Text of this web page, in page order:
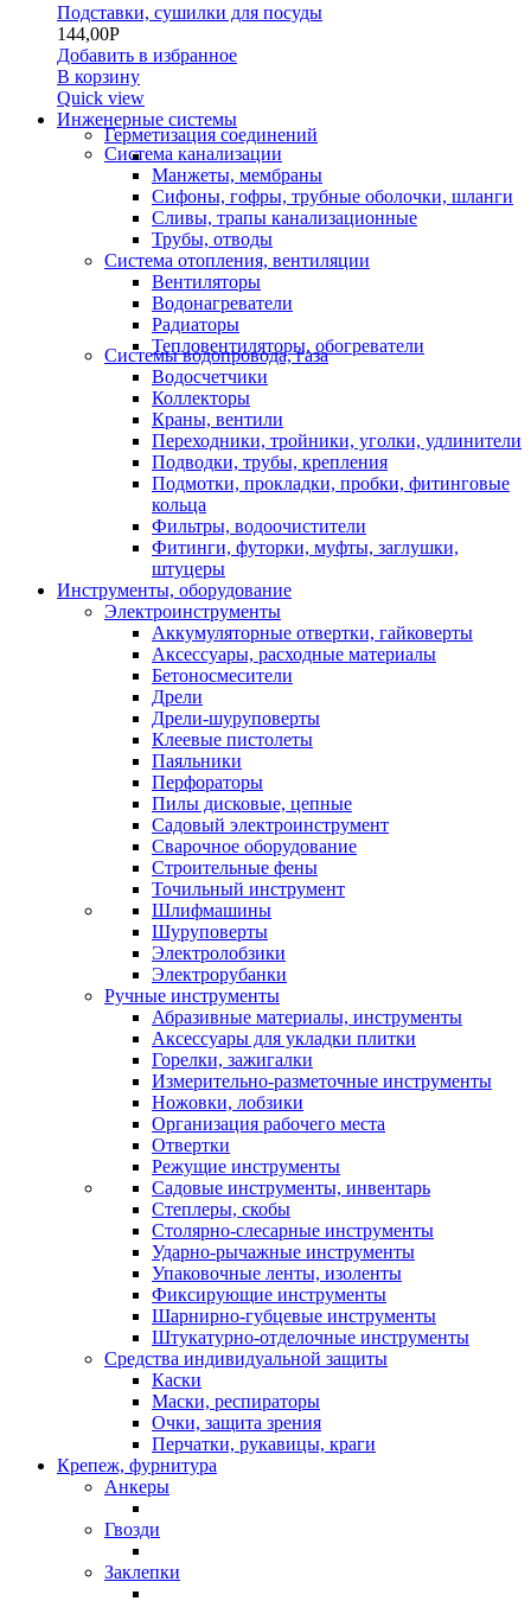
Подставки, сушилки для посуды
144,00Р
Добавить в избранное
В корзину
Quick view
Инженерные системы
Герметизация соединений
Система канализации
Манжеты, мембраны
Сифоны, гофры, трубные оболочки, шланги
Сливы, трапы канализационные
Трубы, отводы
Система отопления, вентиляции
Вентиляторы
Водонагреватели
Радиаторы
Тепловентиляторы, обогреватели
Системы водопровода, газа
Водосчетчики
Коллекторы
Краны, вентили
Переходники, тройники, уголки, удлинители
Подводки, трубы, крепления
Подмотки, прокладки, пробки, фитинговые
кольца
Фильтры, водоочистители
Фитинги, футорки, муфты, заглушки,
штуцеры
Инструменты, оборудование
Электроинструменты
Аккумуляторные отвертки, гайковерты
Аксессуары, расходные материалы
Бетоносмесители
Дрели
Дрели-шуруповерты
Клеевые пистолеты
Паяльники
Перфораторы
Пилы дисковые, цепные
Садовый электроинструмент
Сварочное оборудование
Строительные фены
Точильный инструмент
Шлифмашины
Шуруповерты
Электролобзики
Электрорубанки
Ручные инструменты
Абразивные материалы, инструменты
Аксессуары для укладки плитки
Горелки, зажигалки
Измерительно-разметочные инструменты
Ножовки, лобзики
Организация рабочего места
Отвертки
Режущие инструменты
Садовые инструменты, инвентарь
Степлеры, скобы
Столярно-слесарные инструменты
Ударно-рычажные инструменты
Упаковочные ленты, изоленты
Фиксирующие инструменты
Шарнирно-губцевые инструменты
Штукатурно-отделочные инструменты
Средства индивидуальной защиты
Каски
Маски, респираторы
Очки, защита зрения
Перчатки, рукавицы, краги
Крепеж, фурнитура
Анкеры
Гвозди
Заклепки